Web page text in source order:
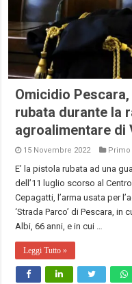
Omicidio
rubata durante la
agroalimentare di
15 Novembre 2022 Primo
E’ la pistola rubata ad una
dell’11 luglio scorso al
Cepagatti, l’arma usata per
‘Strada Parco’ di Pescara,
Albi, 66 anni, e in cui …
Leggi Tutto »